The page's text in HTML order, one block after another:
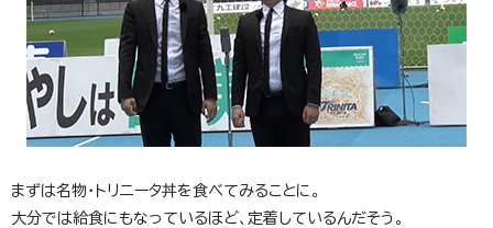
まずは名物・トリニータ丼を食べてみることに。
大分では給食にもなっているほど、定着しているんだそう。